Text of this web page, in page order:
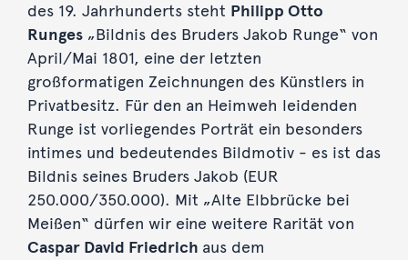
des 19. Jahrhunderts steht Philipp Otto
Runges„Bildnis des Bruders Jakob Runge“ von
April/Mai 1801, eine der letzten
großformatigen Zeichnungen des Künstlers in
Privatbesitz. Für den an Heimweh leidenden
Runge ist vorliegendes Porträt ein besonders
intimes und bedeutendes Bildmotiv - es ist das
Bildnis seines Bruders Jakob (EUR
250.000/350.000). Mit „Alte Elbbrücke bei
Meißen“ dürfen wir eine weitere Rarität von
Caspar David Friedrich aus dem